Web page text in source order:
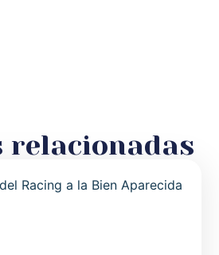
relacionadas